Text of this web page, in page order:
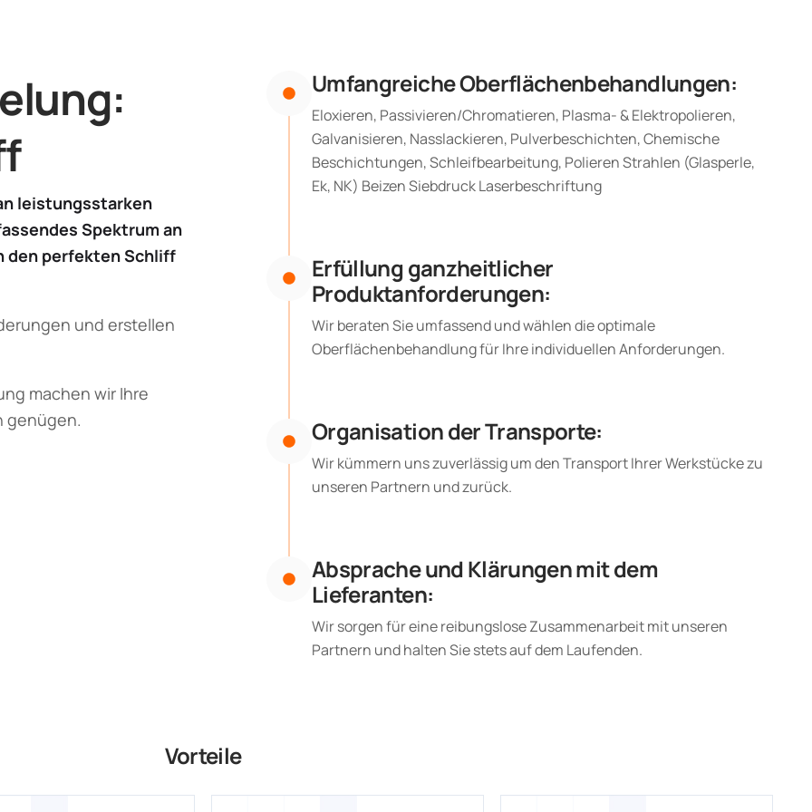
leistungsstarken
Spektrum an
den perfekten Schliff
und erstellen
machen wir Ihre
genügen.
Umfangreiche Oberflächenbehandlungen:
Eloxieren, Passivieren/Chromatieren, Plasma- & Elektropolieren,
Galvanisieren, Nasslackieren, Pulverbeschichten, Chemische
Beschichtungen, Schleifbearbeitung, Polieren Strahlen (Glasperle,
Ek, NK) Beizen Siebdruck Laserbeschriftung
Erfüllung ganzheitlicher
Produktanforderungen:
Wir beraten Sie umfassend und wählen die optimale
Oberflächenbehandlung für Ihre individuellen Anforderungen.
Organisation der Transporte:
Wir kümmern uns zuverlässig um den Transport Ihrer Werkstücke zu
unseren Partnern und zurück.
Absprache und Klärungen mit dem
Lieferanten:
Wir sorgen für eine reibungslose Zusammenarbeit mit unseren
Partnern und halten Sie stets auf dem Laufenden.
Vorteile